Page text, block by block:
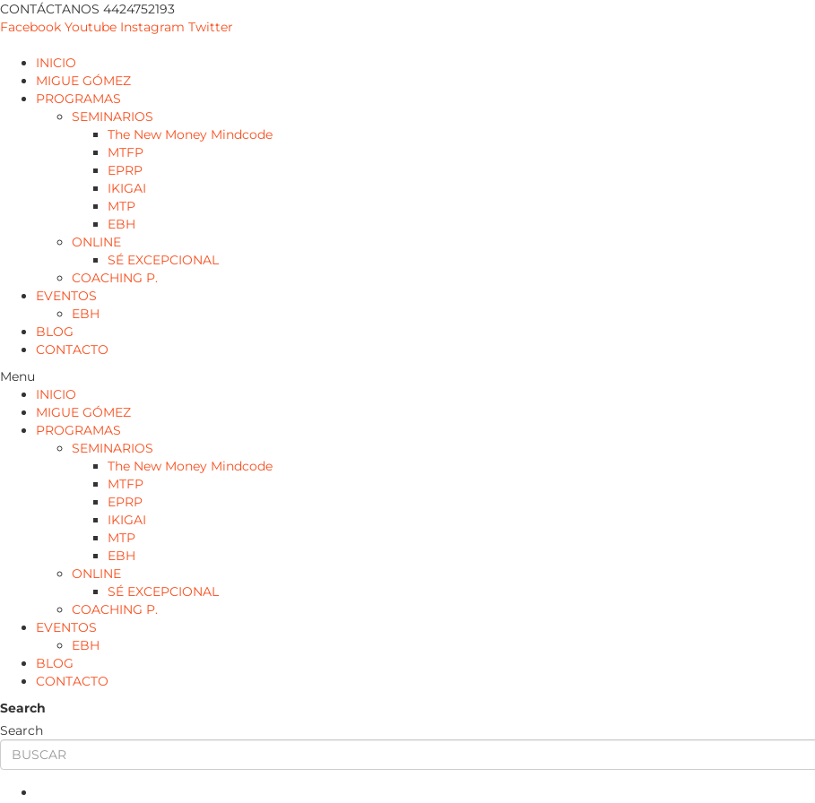
CONTÁCTANOS 4424752193
Facebook Youtube Instagram Twitter
INICIO
MIGUE GÓMEZ
PROGRAMAS
SEMINARIOS
The New Money Mindcode
MTFP
EPRP
IKIGAI
MTP
EBH
ONLINE
SÉ EXCEPCIONAL
COACHING P.
EVENTOS
EBH
BLOG
CONTACTO
Menu
INICIO
MIGUE GÓMEZ
PROGRAMAS
SEMINARIOS
The New Money Mindcode
MTFP
EPRP
IKIGAI
MTP
EBH
ONLINE
SÉ EXCEPCIONAL
COACHING P.
EVENTOS
EBH
BLOG
CONTACTO
Search
Search